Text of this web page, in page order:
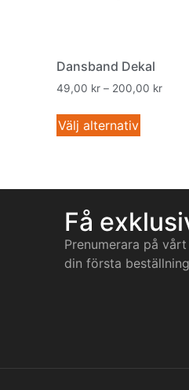
Dansband Dekal
49,00 kr – 200,00 kr
Välj alternativ
Få
Prenumerara på
din första